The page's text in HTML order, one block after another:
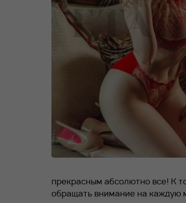
прекрасным абсолютно все! К
обращать внимание на каждую